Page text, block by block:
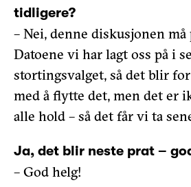
tidligere?
– Nei, denne diskusjonen må
Datoene vi har lagt oss på i
stortingsvalget, så det blir
med å flytte det, men det er
alle hold – så det får vi ta
Ja, det blir neste prat –
– God helg!